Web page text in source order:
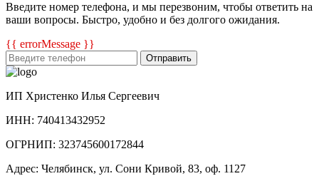
Введите номер телефона, и мы перезвоним, чтобы ответить на
ваши вопросы. Быстро, удобно и без долгого ожидания.
{{ errorMessage }}
Отправить
ИП Христенко Илья Сергеевич
ИНН: 740413432952
ОГРНИП: 323745600172844
Адрес: Челябинск, ул. Сони Кривой, 83, оф. 1127